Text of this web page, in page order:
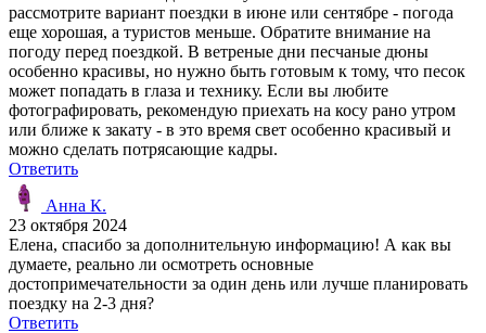
рассмотрите вариант поездки в июне или сентябре - погода
еще хорошая, а туристов меньше. Обратите внимание на
погоду перед поездкой. В ветреные дни песчаные дюны
особенно красивы, но нужно быть готовым к тому, что песок
может попадать в глаза и технику. Если вы любите
фотографировать, рекомендую приехать на косу рано утром
или ближе к закату - в это время свет особенно красивый и
можно сделать потрясающие кадры.
Ответить
Анна К.
23 октября 2024
Елена, спасибо за дополнительную информацию! А как вы
думаете, реально ли осмотреть основные
достопримечательности за один день или лучше планировать
поездку на 2-3 дня?
Ответить